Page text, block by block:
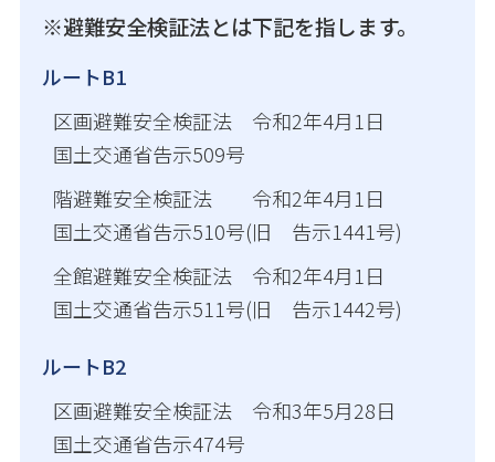
※避難安全検証法とは下記を指します。
ルートB1
区画避難安全検証法 令和2年4月1日
国土交通省告示509号
階避難安全検証法 令和2年4月1日
国土交通省告示510号(旧 告示1441号)
全館避難安全検証法 令和2年4月1日
国土交通省告示511号(旧 告示1442号)
ルートB2
区画避難安全検証法 令和3年5月28日
国土交通省告示474号